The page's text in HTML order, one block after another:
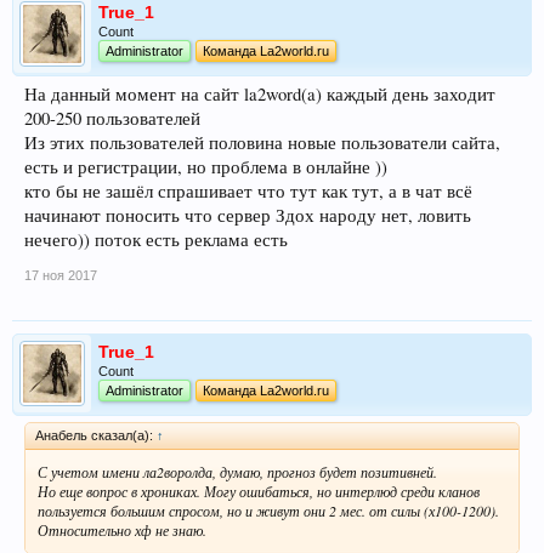
True_1
Count
Administrator
Команда La2world.ru
На данный момент на сайт la2word(a) каждый день заходит
200-250 пользователей
Из этих пользователей половина новые пользователи сайта,
есть и регистрации, но проблема в онлайне ))
кто бы не зашёл спрашивает что тут как тут, а в чат всё
начинают поносить что сервер Здох народу нет, ловить
нечего)) поток есть реклама есть
17 ноя 2017
True_1
Count
Administrator
Команда La2world.ru
Анабель сказал(а): ↑
С учетом имени ла2воролда, думаю, прогноз будет позитивней.
Но еще вопрос в хрониках. Могу ошибаться, но интерлюд среди кланов
пользуется большим спросом, но и живут они 2 мес. от силы (х100-1200).
Относительно хф не знаю.